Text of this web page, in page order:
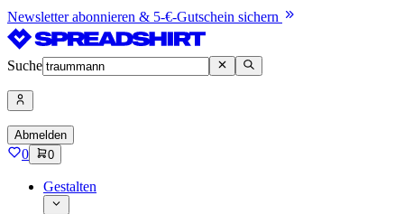
Newsletter abonnieren & 5-€-Gutschein sichern
Suche
Abmelden
0 0
Gestalten